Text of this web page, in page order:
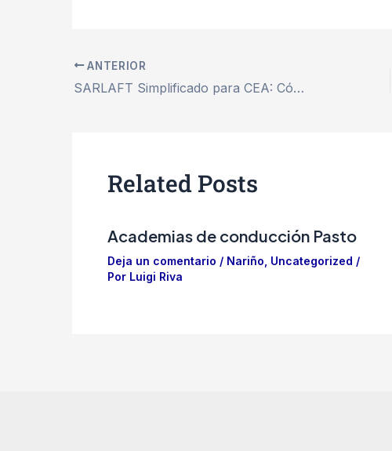
ANTERIOR
SARLAFT Simplificado para CEA: Cómo Aplicar el Enfoque Basado en Riesgo (EBR)
Related Posts
Academias de conducción Pasto
Deja un comentario / Nariño Uncategorized /
Por Luigi Riva